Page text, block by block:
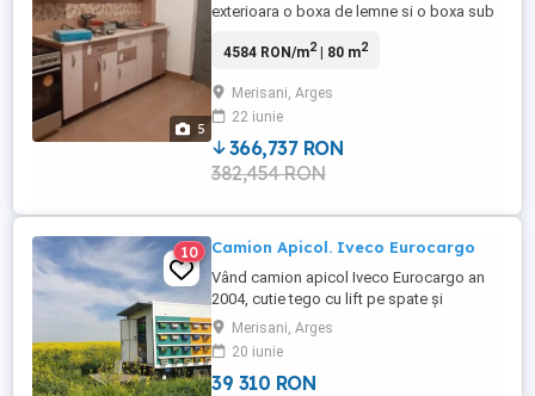
5
exterioara o boxa de lemne si o boxa sub
spatiu dedicat pentru construirea unui
posibilitate de alimentare la reteaua de
gaz! boiler pe lemne si robinet termic
bucatarie!
4584 RON/m2| 80 m2
Merisani, Arges
22 iunie
366,737 RON
382,454 RON
10 Camion Apicol. Iveco Eurocargo
Vând camion apicol Iveco Eurocargo an
2004, cutie tego cu lift pe spate și
luminator cu aerisite pe tavan. Camionul
funcționează foarte bine, baterii + filtre și
ulei schimbate de aproximativ 2 ani, chit
ambreiaj schimbat anul trecut. Camionul
Merisani, Arges
20 iunie
39 310 RON